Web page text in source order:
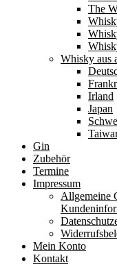
The
Whisky aus
Irland
Japan
Gin
Zubehör
Termine
Impressum
Allgemeine
Mein Konto
Kontakt